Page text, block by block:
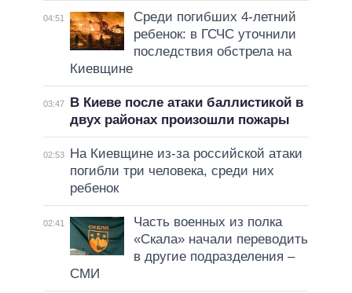
04:51
Среди погибших 4-летний
ребенок: в ГСЧС уточнили
последствия обстрела на
Киевщине
03:47
В Киеве после атаки баллистикой в
двух районах произошли пожары
02:53
На Киевщине из-за российской атаки
погибли три человека, среди них
ребенок
02:41
Часть военных из полка
«Скала» начали переводить
в другие подразделения –
СМИ